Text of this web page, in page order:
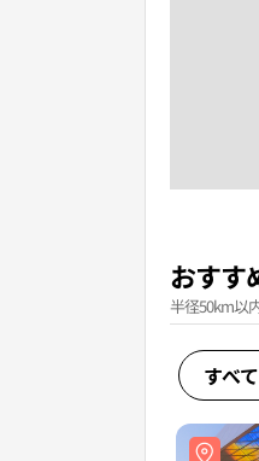
おすす
半径50km以
すべて